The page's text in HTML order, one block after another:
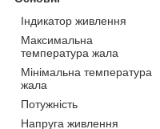
Індикатор живлення
Максимальна
температура жала
Мінімальна температура
жала
Потужність
Напруга живлення